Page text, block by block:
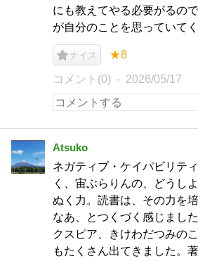
にも教えてやる必要がるの
が自分のことを思っていて
ナイス ★8
コメント(0) 2026/05/17
Atsuko
ネガティブ・ケイパビリテ
く、宙ぶらりんの、どうし
ぬく力。読書は、その力を
なあ、とつくづく感じまし
クスピア、きけわだつみの
もたくさん出てきました。